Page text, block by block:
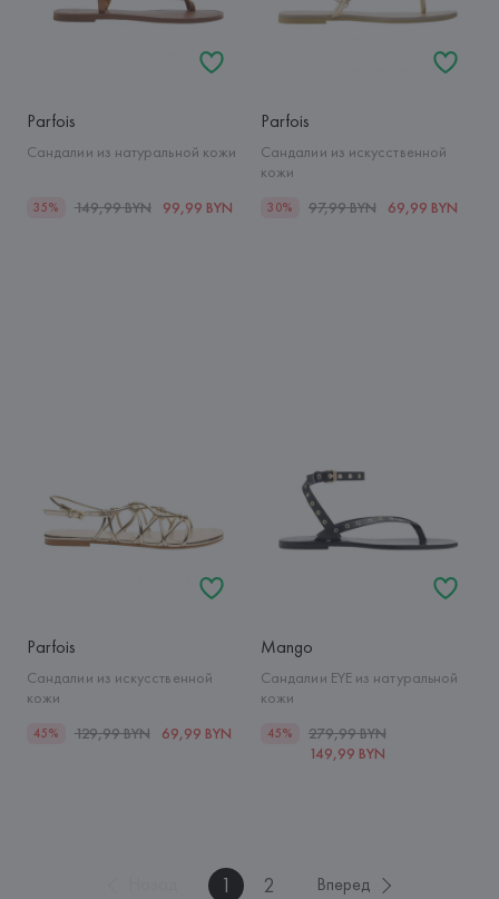
Parfois
Сандалии из натуральной кожи
35% 149,99 BYN 99,99 BYN
Parfois
Сандалии из искусственной
кожи
30% 97,99 BYN 69,99 BYN
Parfois
Сандалии из искусственной
кожи
45% 129,99 BYN 69,99 BYN
Mango
Сандалии EYE из натуральной
кожи
45%
279,99 BYN
149,99 BYN
1 2 Вперед